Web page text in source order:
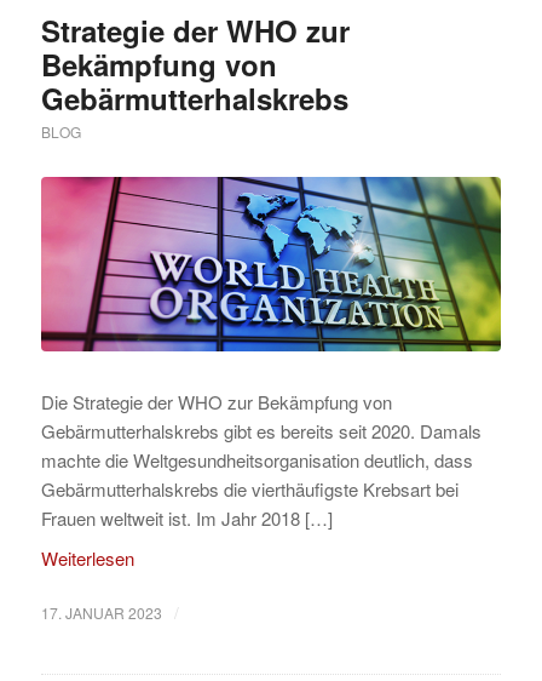
Strategie der WHO zur
Bekämpfung von
Gebärmutterhalskrebs
BLOG
Die Strategie der WHO zur Bekämpfung von
Gebärmutterhalskrebs gibt es bereits seit 2020. Damals
machte die Weltgesundheitsorganisation deutlich, dass
Gebärmutterhalskrebs die vierthäufigste Krebsart bei
Frauen weltweit ist. Im Jahr 2018 […]
Weiterlesen
17. JANUAR 2023 /